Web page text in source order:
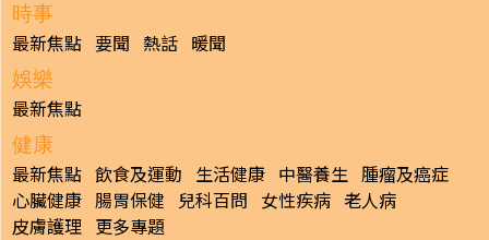
時事
最新焦點 要聞 熱話 暖聞
娛樂
最新焦點
健康
最新焦點 飲食及運動 生活健康 中醫養生 腫瘤及癌症
心臟健康 腸胃保健 兒科百問 女性疾病 老人病
皮膚護理 更多專題